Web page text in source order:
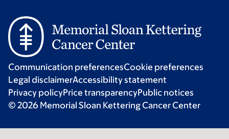
Communication preferencesCookie preferences
Legal disclaimerAccessibility statement
Privacy policyPrice transparencyPublic notices
© 2026 Memorial Sloan Kettering Cancer Center